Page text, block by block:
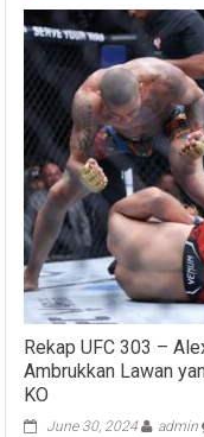
Rekap UFC 303 –
Ambrukkan Lawan
KO
June 30, 2024 admin